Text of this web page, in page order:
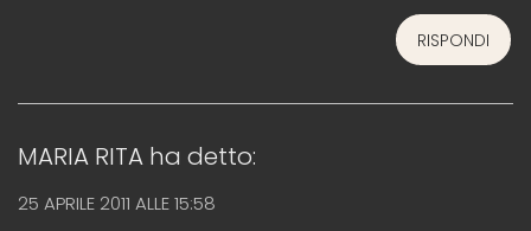
RISPONDI
MARIA RITA ha detto:
25 APRILE 2011 ALLE 15:58